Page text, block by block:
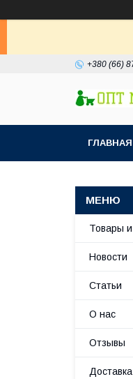
+380 (66)
ГЛАВНАЯ
Товары и
Новости
Статьи
О нас
Отзывы